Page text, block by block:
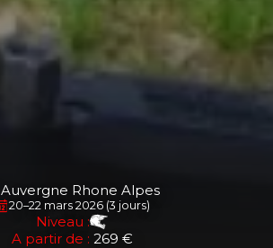
Auvergne Rhone Alpes
20–22 mars 2026 (3 jours)
Niveau :
A partir de : 269 €